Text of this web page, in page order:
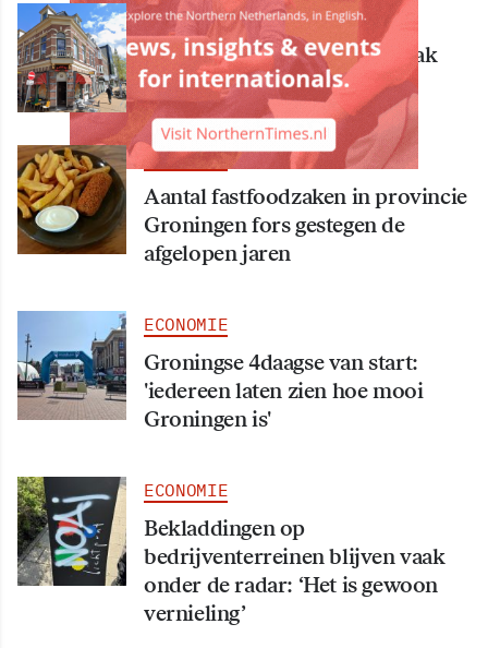
ECONOMIE
Bekende Groningse dönerzaak
Hasret failliet
ECONOMIE
Aantal fastfoodzaken in provincie
Groningen fors gestegen de
afgelopen jaren
ECONOMIE
Groningse 4daagse van start:
'iedereen laten zien hoe mooi
Groningen is'
ECONOMIE
Bekladdingen op
bedrijventerreinen blijven vaak
onder de radar: ‘Het is gewoon
vernieling’